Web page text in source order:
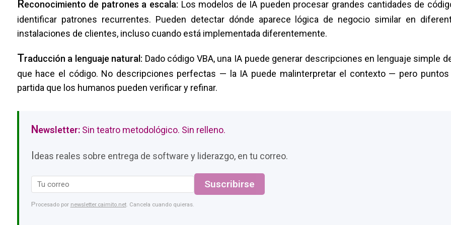
Reconocimiento de patrones a escala: Los modelos de IA pueden procesar grandes cantidades de
identificar patrones recurrentes. Pueden detectar dónde aparece lógica de negocio similar en
instalaciones de clientes, incluso cuando está implementada diferentemente.
Traducción a lenguaje natural: Dado código VBA, una IA puede generar descripciones en lenguaje simple
que hace el código. No descripciones perfectas — la IA puede malinterpretar el contexto — pero puntos
partida que los humanos pueden verificar y refinar.
Newsletter:Sin teatro metodológico. Sin relleno.
Ideas reales sobre entrega de software y liderazgo, en tu correo.
Suscribirse
Procesado por newsletter.caimito.net. Cancela cuando quieras.